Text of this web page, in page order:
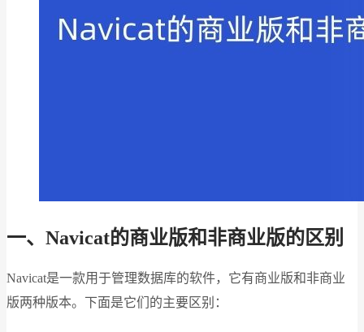
一、Navicat的商业版和非商业版的区别
Navicat是一款用于管理数据库的软件，它有商业版和非商业
版两种版本。下面是它们的主要区别：